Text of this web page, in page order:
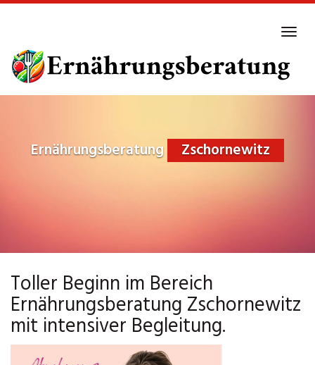
main
content
Ernährungsberatung Zschornewitz
Toller Beginn im Bereich
Ernährungsberatung Zschornewitz
mit intensiver Begleitung.